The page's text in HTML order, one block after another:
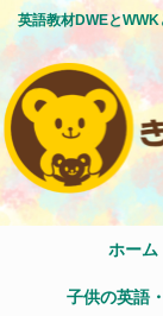
英語教材DWEと
ホーム
子供の英語